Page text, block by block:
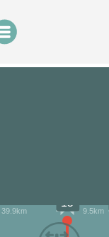
39.9km
15
9.5km